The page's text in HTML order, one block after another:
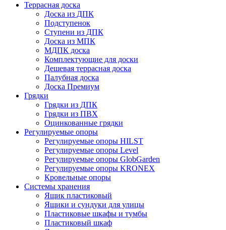
Террасная доска
Доска из ДПК
Подступенок
Ступени из ДПК
Доска из МПК
МДПК доска
Комплектующие для доски
Дешевая террасная доска
Палубная доска
Доска Премиум
Грядки
Грядки из ДПК
Грядки из ПВХ
Оцинкованные грядки
Регулируемые опоры
Регулируемые опоры HILST
Регулируемые опоры Level
Регулируемые опоры GlobGarden
Регулируемые опоры KRONEX
Кровельные опоры
Системы хранения
Ящик пластиковый
Ящики и сундуки для улицы
Пластиковые шкафы и тумбы
Пластиковый шкаф